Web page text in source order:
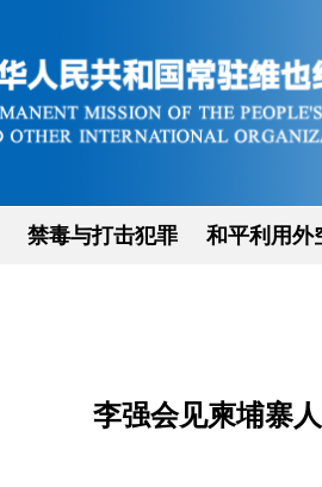
禁毒与打击犯罪 和平利用外
李强会见柬埔寨